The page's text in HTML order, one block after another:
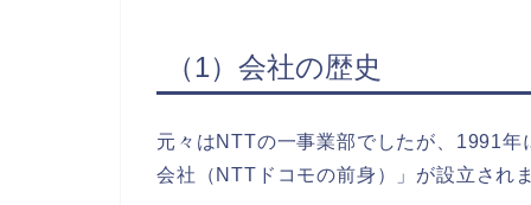
（1）会社の歴史
元々はNTTの一事業部でしたが、1991
会社（NTTドコモの前身）」が設立され